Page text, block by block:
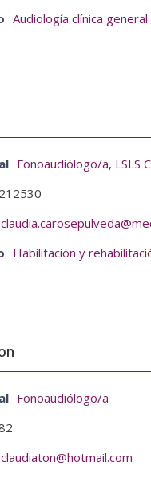
Audiología clínica general
Fonoaudiólogo/a, LSLS
Habilitación y
Fonoaudiólogo/a
claudiaton@hotmail.com